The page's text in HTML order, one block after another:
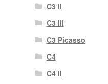
C3 II
C3 III
C3 Picasso
C4
C4 II